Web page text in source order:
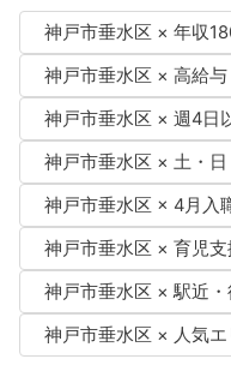
神戸市垂水区 × 年収
神戸市垂水区 × 高給与
神戸市垂水区 × 週4日
神戸市垂水区 × 土・
神戸市垂水区 × 4月入
神戸市垂水区 × 育児支
神戸市垂水区 × 駅近
神戸市垂水区 × 人気エ